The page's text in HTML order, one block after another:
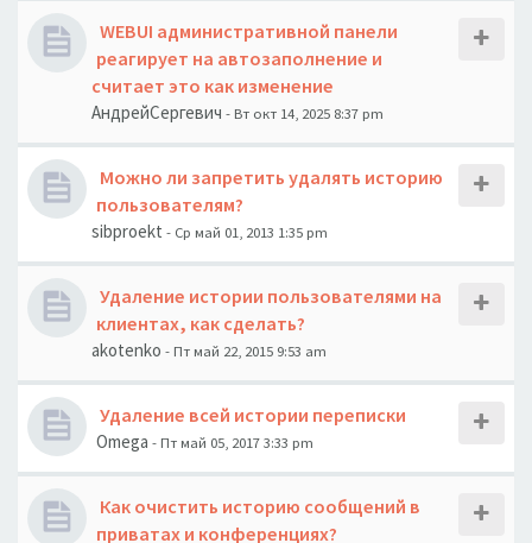
WEBUI административной панели
реагирует на автозаполнение и
считает это как изменение
АндрейСергевич - Вт окт 14, 2025 8:37 pm
Можно ли запретить удалять историю
пользователям?
sibproekt - Ср май 01, 2013 1:35 pm
Удаление истории пользователями на
клиентах, как сделать?
akotenko - Пт май 22, 2015 9:53 am
Удаление всей истории переписки
Omega - Пт май 05, 2017 3:33 pm
Как очистить историю сообщений в
приватах и конференциях?